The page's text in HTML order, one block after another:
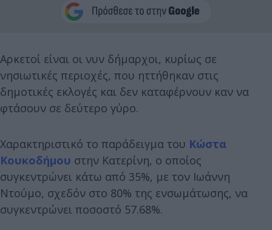
Αρκετοί είναι οι νυν δήμαρχοι, κυρίως σε
νησιωτικές περιοχές, που ηττήθηκαν στις
δημοτικές εκλογές και δεν καταφέρνουν καν να
φτάσουν σε δεύτερο γύρο.
Χαρακτηριστικό το παράδειγμα του Κώστα
Κουκοδήμου στην Κατερίνη, ο οποίος
συγκεντρώνει κάτω από 35%, με τον Ιωάννη
Ντούμο, σχεδόν στο 80% της ενσωμάτωσης, να
συγκεντρώνει ποσοστό 57.68%.